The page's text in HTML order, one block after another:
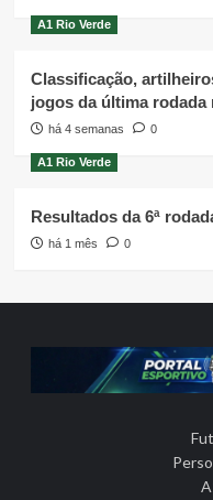
A1 Rio Verde
Classificação,
jogos da última rodada
há 4 semanas 0
A1 Rio Verde
Resultados da 6ª
há 1 mês 0